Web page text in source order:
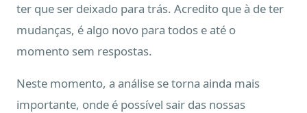
ter que ser deixado para trás. Acredito que à de ter
mudanças, é algo novo para todos e até o
momento sem respostas.
Neste momento, a análise se torna ainda mais
importante, onde é possível sair das nossas